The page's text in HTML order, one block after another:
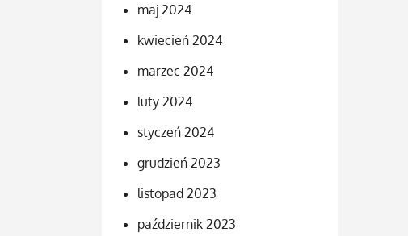
maj 2024
kwiecień 2024
marzec 2024
luty 2024
styczeń 2024
grudzień 2023
listopad 2023
październik 2023